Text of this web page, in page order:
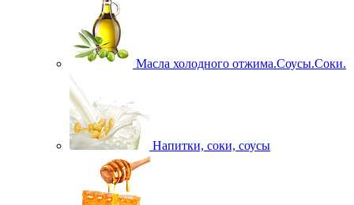
Масла холодного отжима.Соусы.Соки.
Напитки, соки, соусы